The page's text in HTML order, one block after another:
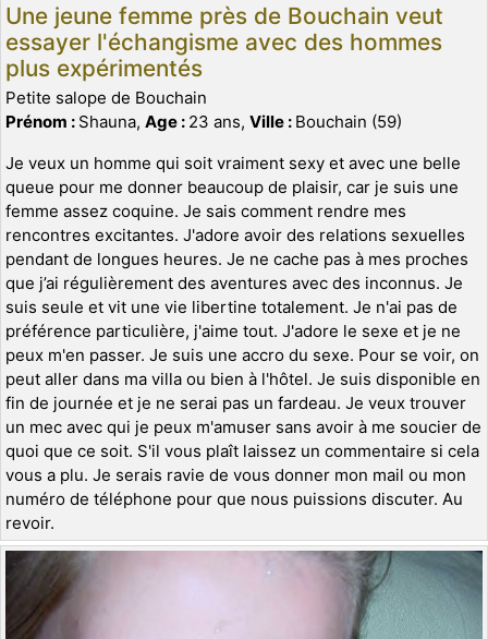
Une jeune femme près de Bouchain veut
essayer l'échangisme avec des hommes
plus expérimentés
Petite salope de Bouchain
Prénom : Shauna, Age : 23 ans, Ville : Bouchain (59)
Je veux un homme qui soit vraiment sexy et avec une belle
queue pour me donner beaucoup de plaisir, car je suis une
femme assez coquine. Je sais comment rendre mes
rencontres excitantes. J'adore avoir des relations sexuelles
pendant de longues heures. Je ne cache pas à mes proches
que j’ai régulièrement des aventures avec des inconnus. Je
suis seule et vit une vie libertine totalement. Je n'ai pas de
préférence particulière, j'aime tout. J'adore le sexe et je ne
peux m'en passer. Je suis une accro du sexe. Pour se voir, on
peut aller dans ma villa ou bien à l'hôtel. Je suis disponible en
fin de journée et je ne serai pas un fardeau. Je veux trouver
un mec avec qui je peux m'amuser sans avoir à me soucier de
quoi que ce soit. S'il vous plaît laissez un commentaire si cela
vous a plu. Je serais ravie de vous donner mon mail ou mon
numéro de téléphone pour que nous puissions discuter. Au
revoir.